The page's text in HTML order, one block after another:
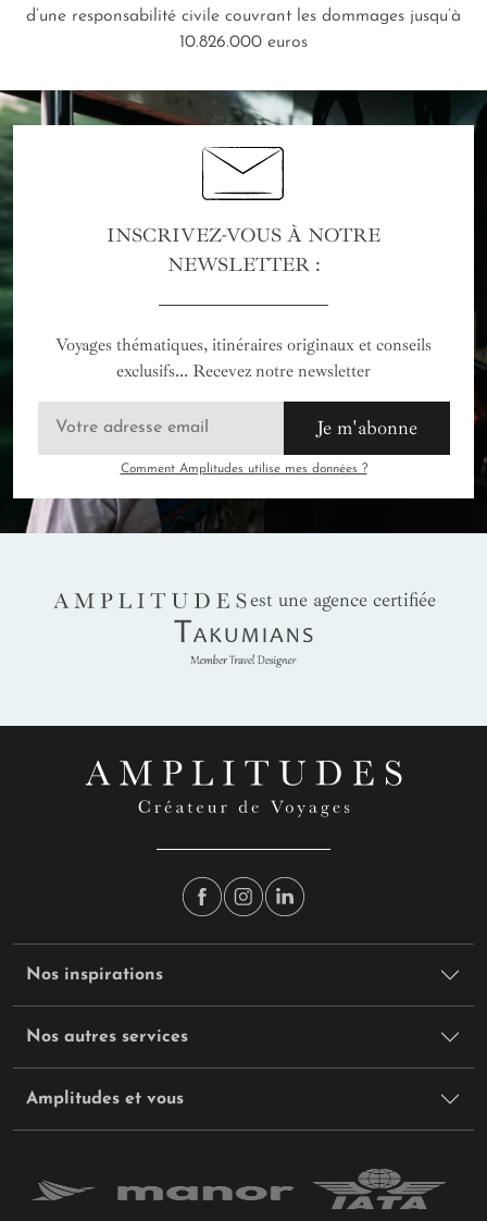
d’une responsabilité civile couvrant les dommages jusqu’à
10.826.000 euros
INSCRIVEZ-VOUS À NOTRE
NEWSLETTER :
Voyages thématiques, itinéraires originaux et conseils
exclusifs... Recevez notre newsletter
Je m'abonne
Comment Amplitudes utilise mes données ?
AMPLITUDES
est une agence certifiée
Takumians
Nos inspirations
Nos autres services
Amplitudes et vous